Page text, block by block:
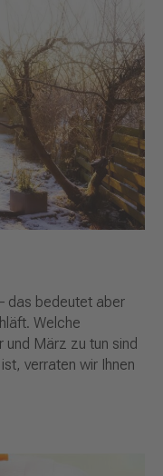
das bedeutet aber
Welche
März zu tun sind
verraten wir Ihnen